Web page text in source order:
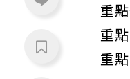
重點
重點
重點